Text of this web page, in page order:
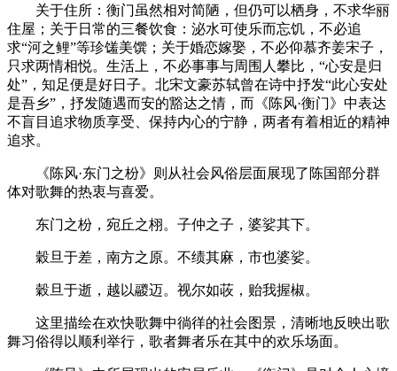
关于住所：衡门虽然相对简陋，但仍可以栖身，不求华丽
住屋；关于日常的三餐饮食：泌水可使乐而忘饥，不必追
求“河之鲤”等珍馐美馔；关于婚恋嫁娶，不必仰慕齐姜宋子，
只求两情相悦。生活上，不必事事与周围人攀比，“心安是归
处”，知足便是好日子。北宋文豪苏轼曾在诗中抒发“此心安处
是吾乡”，抒发随遇而安的豁达之情，而《陈风·衡门》中表达
不盲目追求物质享受、保持内心的宁静，两者有着相近的精神
追求。
《陈风·东门之枌》则从社会风俗层面展现了陈国部分群
体对歌舞的热衷与喜爱。
东门之枌，宛丘之栩。子仲之子，婆娑其下。
穀旦于差，南方之原。不绩其麻，市也婆娑。
穀旦于逝，越以鬷迈。视尔如荍，贻我握椒。
这里描绘在欢快歌舞中徜徉的社会图景，清晰地反映出歌
舞习俗得以顺利举行，歌者舞者乐在其中的欢乐场面。